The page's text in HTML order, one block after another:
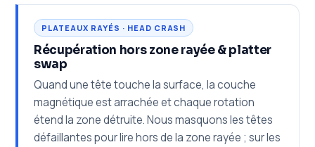
PLATEAUX RAYÉS · HEAD CRASH
Récupération hors zone rayée & platter
swap
Quand une tête touche la surface, la couche
magnétique est arrachée et chaque rotation
étend la zone détruite. Nous masquons les têtes
défaillantes pour lire hors de la zone rayée ; sur les